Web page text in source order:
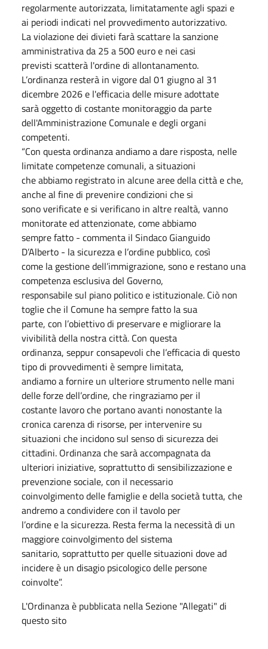
regolarmente autorizzata, limitatamente agli spazi e
ai periodi indicati nel provvedimento autorizzativo.
La violazione dei divieti farà scattare la sanzione
amministrativa da 25 a 500 euro e nei casi
previsti scatterà l'ordine di allontanamento.
L’ordinanza resterà in vigore dal 01 giugno al 31
dicembre 2026 e l'efficacia delle misure adottate
sarà oggetto di costante monitoraggio da parte
dell'Amministrazione Comunale e degli organi
competenti.
“Con questa ordinanza andiamo a dare risposta, nelle
limitate competenze comunali, a situazioni
che abbiamo registrato in alcune aree della città e che,
anche al fine di prevenire condizioni che si
sono verificate e si verificano in altre realtà, vanno
monitorate ed attenzionate, come abbiamo
sempre fatto - commenta il Sindaco Gianguido
D’Alberto - la sicurezza e l’ordine pubblico, così
come la gestione dell’immigrazione, sono e restano una
competenza esclusiva del Governo,
responsabile sul piano politico e istituzionale. Ciò non
toglie che il Comune ha sempre fatto la sua
parte, con l’obiettivo di preservare e migliorare la
vivibilità della nostra città. Con questa
ordinanza, seppur consapevoli che l’efficacia di questo
tipo di provvedimenti è sempre limitata,
andiamo a fornire un ulteriore strumento nelle mani
delle forze dell’ordine, che ringraziamo per il
costante lavoro che portano avanti nonostante la
cronica carenza di risorse, per intervenire su
situazioni che incidono sul senso di sicurezza dei
cittadini. Ordinanza che sarà accompagnata da
ulteriori iniziative, soprattutto di sensibilizzazione e
prevenzione sociale, con il necessario
coinvolgimento delle famiglie e della società tutta, che
andremo a condividere con il tavolo per
l’ordine e la sicurezza. Resta ferma la necessità di un
maggiore coinvolgimento del sistema
sanitario, soprattutto per quelle situazioni dove ad
incidere è un disagio psicologico delle persone
coinvolte”.
L'Ordinanza è pubblicata nella Sezione "Allegati" di
questo sito